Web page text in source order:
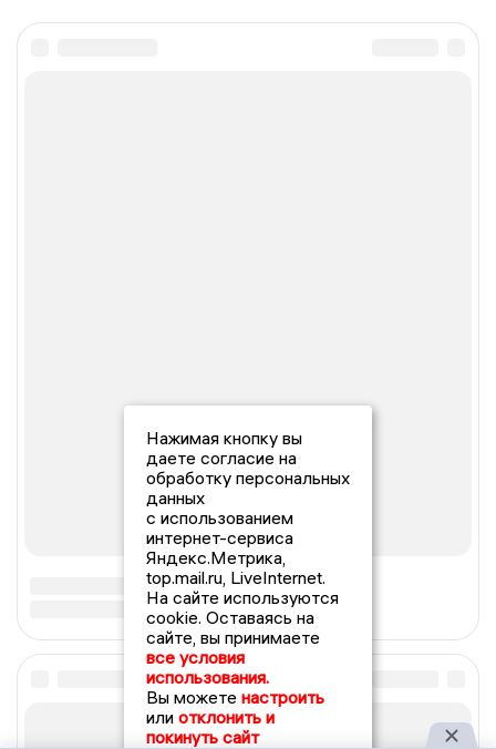
Нажимая кнопку вы
даете согласие на
обработку персональных
данных
с использованием
интернет-сервиса
Яндекс.Метрика,
top.mail.ru, LiveInternet.
На сайте используются
cookie. Оставаясь на
сайте, вы принимаете
все условия
использования.
Вы можете настроить
или отклонить и
покинуть сайт